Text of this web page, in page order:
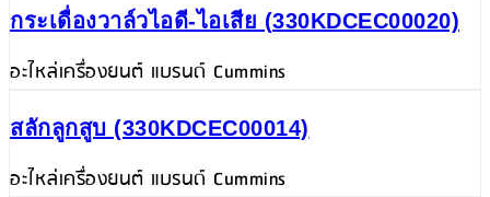
กระเดื่องวาล์วไอดี-ไอเสีย (330KDCEC00020)
อะไหล่เครื่องยนต์ แบรนด์ Cummins
สลักลูกสูบ (330KDCEC00014)
อะไหล่เครื่องยนต์ แบรนด์ Cummins